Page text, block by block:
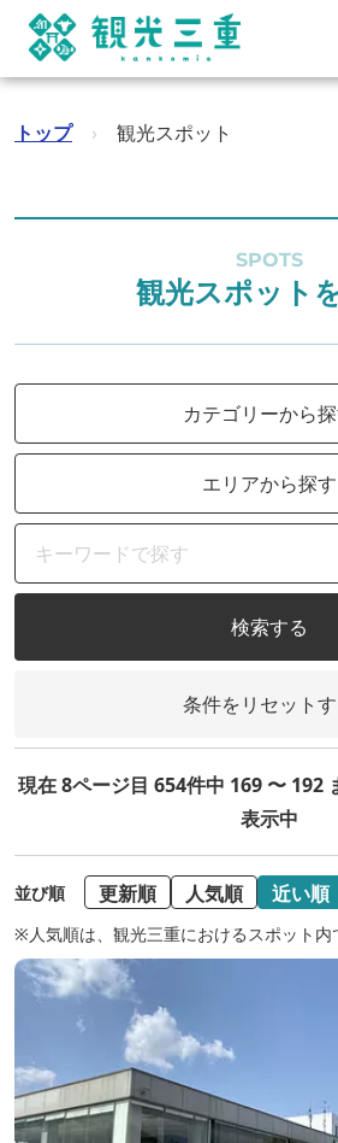
トップ › 観光スポット
SPOTS
観光スポット
カテゴリーから
エリアから探す
検索する
条件をリセット
現在 8ページ目 654件中 169 〜 192
表示中
並び順 更新順 人気順 近い順
※人気順は、観光三重におけるスポット内